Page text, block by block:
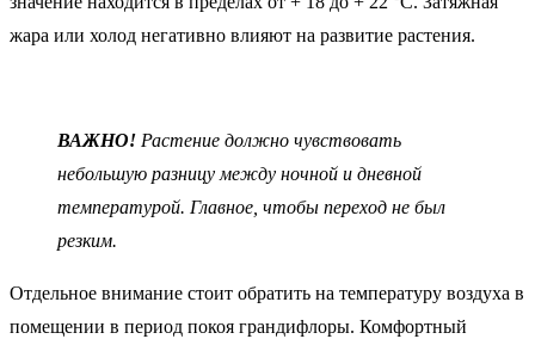
жара или холод негативно влияют на развитие растения.
ВАЖНО! Растение должно чувствовать
небольшую разницу между ночной и дневной
температурой. Главное, чтобы переход не был
резким.
Отдельное внимание стоит обратить на температуру воздуха в
помещении в период покоя грандифлоры. Комфортный